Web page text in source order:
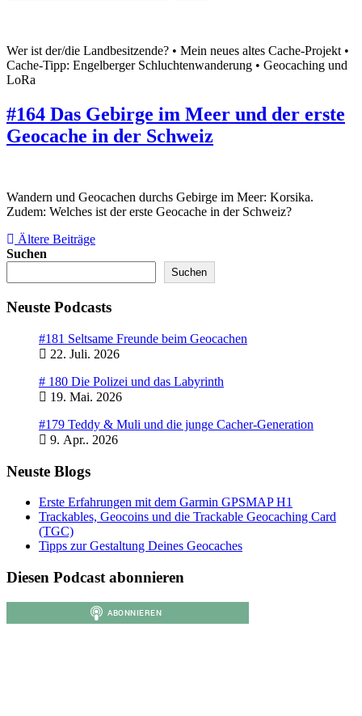
Wer ist der/die Landbesitzende? • Mein neues altes Cache-Projekt •
Cache-Tipp: Engelberger Schluchtenwanderung • Geocaching und
LoRa
#164 Das Gebirge im Meer und der erste
Geocache in der Schweiz
Wandern und Geocachen durchs Gebirge im Meer: Korsika.
Zudem: Welches ist der erste Geocache in der Schweiz?
Beitragsnavigation
Ältere Beiträge
Suchen
Suchen
Neuste Podcasts
#181 Seltsame Freunde beim Geocachen
22. Juli. 2026
# 180 Die Polizei und das Labyrinth
19. Mai. 2026
#179 Teddy & Muli und die junge Cacher-Generation
9. Apr.. 2026
Neuste Blogs
Erste Erfahrungen mit dem Garmin GPSMAP H1
Trackables, Geocoins und die Trackable Geocaching Card
(TGC)
Tipps zur Gestaltung Deines Geocaches
Diesen Podcast abonnieren